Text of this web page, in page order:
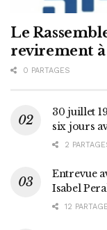
Le
revirement
0 PARTAGES
30 juillet
six jours
2
Entrevue
Isabel
12